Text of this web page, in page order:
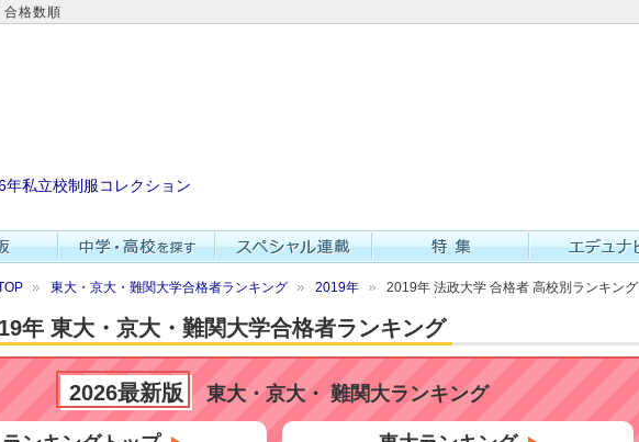
格数順
年私立校制服コレクション
東大・京大・難関大学合格者ランキング 2019年 2019年 法政大学 合格者 高校別ランキング
年 東大・京大・難関大学合格者ランキング
2026最新版 東大・京大・ 難関大ランキング